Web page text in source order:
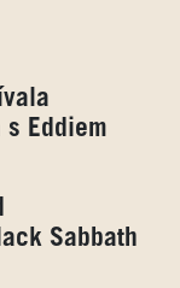
s Eddiem
Sabbath